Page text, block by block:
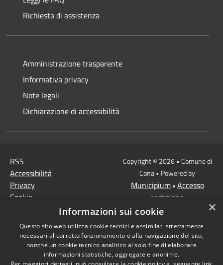
Richiesta di assistenza
Amministrazione trasparente
Informativa privacy
Note legali
Dichiarazione di accessibilità
RSS
Accessibilità
Privacy
Cookie
MISSIONE 2 Rivoluzione
verde e transizione
ecologica
Missione 1 -
Copyright © 2026 • Comune di
Cona • Powered by
Municipium• Accesso
redazione
×
Informazioni sui cookie
Questo sito web utilizza cookie tecnici e assimilati strettamente
necessari al corretto funzionamento e alla navigazione del sito,
nonché un cookie tecnico analitico al solo fine di elaborare
informazioni statistiche, aggregate e anonime.